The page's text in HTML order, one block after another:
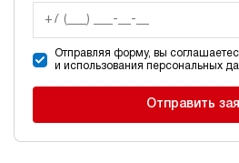
Отправляя форму, вы
и использования персональных
Отправить